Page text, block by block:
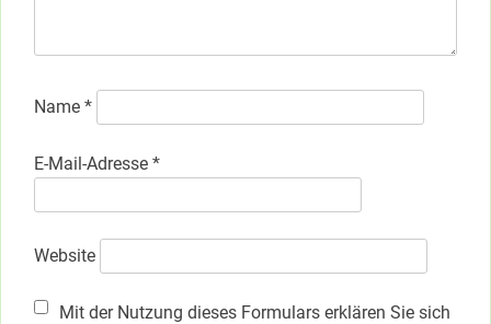
Name *
E-Mail-Adresse *
Website
Mit der Nutzung dieses Formulars erklären Sie sich